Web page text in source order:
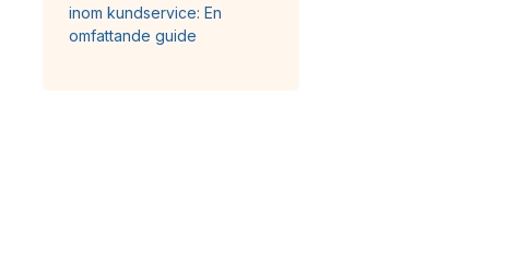
inom kundservice: En
omfattande guide